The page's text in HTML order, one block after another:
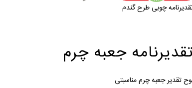
چوبی طرح گندم
جعبه چرم
تقدیر جعبه چرم مناسبتی